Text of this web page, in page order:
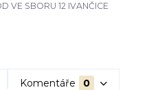
VE SBORU 12 IVANČICE
Komentáře 0